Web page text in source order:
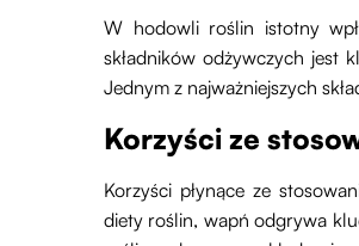
W hodowli roślin istotny
składników odżywczych jest
Jednym z najważniejszych
Korzyści ze
Korzyści płynące ze
diety roślin, wapń odgrywa